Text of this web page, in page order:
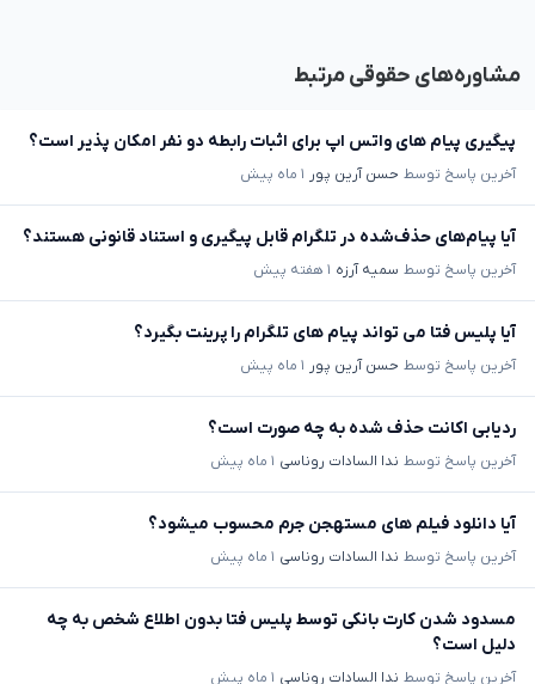
مشاوره‌های حقوقی مرتبط
پیگیری پیام های واتس اپ برای اثبات رابطه دو نفر امکان پذیر است؟
آخرین پاسخ توسط حسن آرین پور ۱ ماه پیش
آیا پیام‌های حذف‌شده در تلگرام قابل پیگیری و استناد قانونی هستند؟
آخرین پاسخ توسط سمیه آرزه ۱ هفته پیش
آیا پلیس فتا می تواند پیام های تلگرام را پرینت بگیرد؟
آخرین پاسخ توسط حسن آرین پور ۱ ماه پیش
ردیابی اکانت حذف شده به چه صورت است؟
آخرین پاسخ توسط ندا السادات روناسی ۱ ماه پیش
آیا دانلود فیلم های مستهجن جرم محسوب میشود؟
آخرین پاسخ توسط ندا السادات روناسی ۱ ماه پیش
مسدود شدن کارت بانکی توسط پلیس فتا بدون اطلاع شخص به چه
دلیل است؟
آخرین پاسخ توسط ندا السادات روناسی ۱ ماه پیش